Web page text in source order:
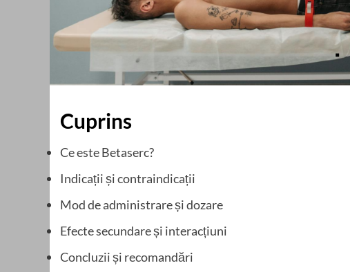
Cuprins
Ce este Betaserc?
Indicații și contraindicații
Mod de administrare și dozare
Efecte secundare și interacțiuni
Concluzii și recomandări